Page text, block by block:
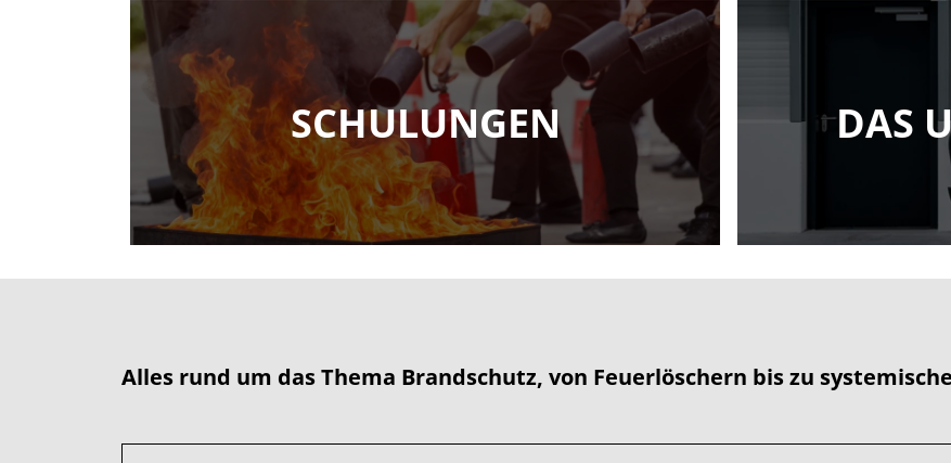
SCHULUNGEN DAS
Alles rund um das Thema Brandschutz, von Feuerlöschern bis zu